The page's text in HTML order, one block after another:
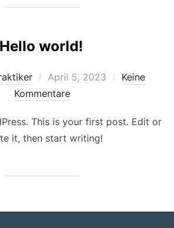
Hello world!
Veröffentlicht
am
April 5, 2023
Keine
Kommentare
This is your first post. Edit or
it, then start writing!